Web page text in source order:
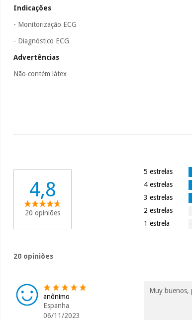
Indicações
- Monitorização ECG
- Diagnóstico ECG
Advertências
Não contém látex
4,8
20 opiniões
5 estrelas
4 estrelas
3 estrelas
2 estrelas
1 estrela
20 opiniões
anônimo
Espanha
06/11/2023
Muy buenos,